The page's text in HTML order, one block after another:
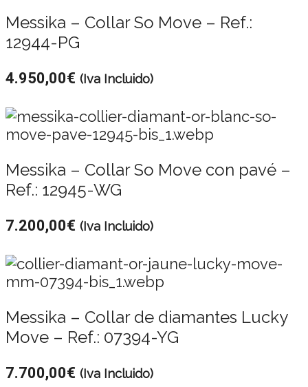
Messika – Collar So Move – Ref.:
12944-PG
4.950,00€ (Iva Incluido)
Messika – Collar So Move con pavé –
Ref.: 12945-WG
7.200,00€ (Iva Incluido)
Messika – Collar de diamantes Lucky
Move – Ref.: 07394-YG
7.700,00€ (Iva Incluido)